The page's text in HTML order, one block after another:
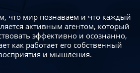
что мир познаваем и что каждый
активным агентом, который
эффективно и осознанно,
как работает его собственный
и мышления.